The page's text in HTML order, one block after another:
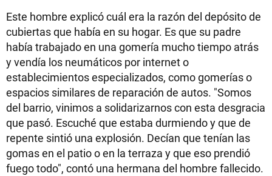
Este hombre explicó cuál era la razón del depósito de
cubiertas que había en su hogar. Es que su padre
había trabajado en una gomería mucho tiempo atrás
y vendía los neumáticos por internet o
establecimientos especializados, como gomerías o
espacios similares de reparación de autos. "Somos
del barrio, vinimos a solidarizarnos con esta desgracia
que pasó. Escuché que estaba durmiendo y que de
repente sintió una explosión. Decían que tenían las
gomas en el patio o en la terraza y que eso prendió
fuego todo", contó una hermana del hombre fallecido.